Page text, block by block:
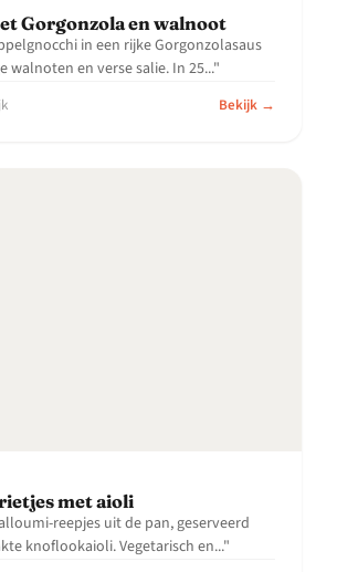
Gorgonzola en walnoot
in een rijke Gorgonzolasaus
walnoten en verse salie. In 25..."
Bekijk →
met aioli
reepjes uit de pan, geserveerd
knoflookaioli. Vegetarisch en..."